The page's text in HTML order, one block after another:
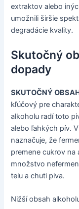
extraktov alebo
umožnili širšie
degradácie kvality.
Skutočný
dopady
SKUTOČNÝ
kľúčový pre
alkoholu radí toto
alebo ľahkých pív.
naznačuje, že
premene cukrov na
množstvo
telu a chuti piva.
Nižší obsah